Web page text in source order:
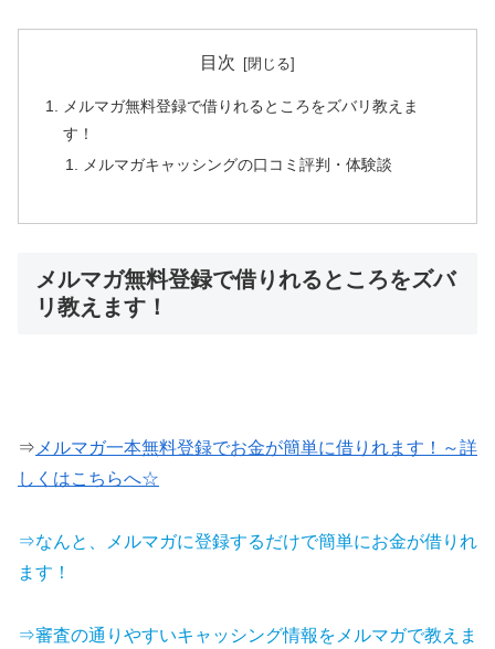
目次
メルマガ無料登録で借りれるところをズバリ教えま
す！
メルマガキャッシングの口コミ評判・体験談
メルマガ無料登録で借りれるところをズバ
リ教えます！
⇒ メルマガ一本無料登録でお金が簡単に借りれます！～詳
しくはこちらへ☆
⇒なんと、メルマガに登録するだけで簡単にお金が借りれ
ます！
⇒審査の通りやすいキャッシング情報をメルマガで教えま